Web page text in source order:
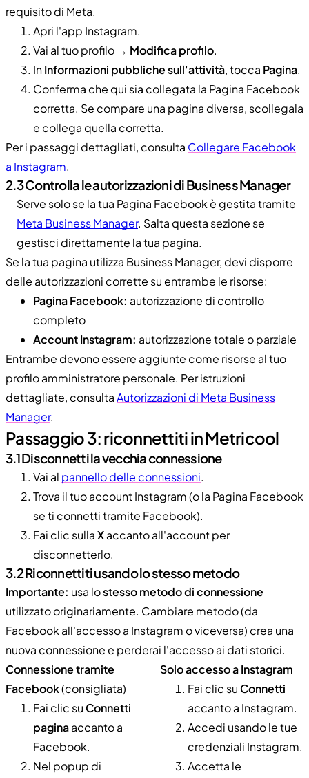
requisito di Meta.
Apri l'app Instagram.
Vai al tuo profilo → Modifica profilo.
InInformazioni pubbliche sull'attività, tocca Pagina.
Conferma che qui sia collegata la Pagina Facebook
corretta. Se compare una pagina diversa, scollegala
e collega quella corretta.
Per i passaggi dettagliati, consulta Collegare Facebook
a Instagram.
2.3 Controlla le autorizzazioni di Business Manager
Serve solo se la tua Pagina Facebook è gestita tramite
Meta Business Manager. Salta questa sezione se
gestisci direttamente la tua pagina.
Se la tua pagina utilizza Business Manager, devi disporre
delle autorizzazioni corrette su entrambe le risorse:
Pagina Facebook: autorizzazione di controllo
completo
Account Instagram: autorizzazione totale o parziale
Entrambe devono essere aggiunte come risorse al tuo
profilo amministratore personale. Per istruzioni
dettagliate, consultaAutorizzazioni di Meta Business
Manager.
Passaggio 3: riconnettiti in Metricool
3.1 Disconnetti la vecchia connessione
Vai al pannello delle connessioni.
Trova il tuo account Instagram (o la Pagina Facebook
se ti connetti tramite Facebook).
Fai clic sullaXaccanto all'account per
disconnetterlo.
3.2 Riconnettiti usando lo stesso metodo
Importante: usa lostesso metodo di connessione
utilizzato originariamente. Cambiare metodo (da
Facebook all'accesso a Instagram o viceversa) crea una
nuova connessione e perderai l'accesso ai dati storici.
Connessione tramite
Facebook(consigliata)
Fai clic su Connetti
paginaaccanto a
Facebook.
Nel popup di
Solo accesso a Instagram
Fai clic su Connetti
accanto a Instagram.
Accedi usando le tue
credenziali Instagram.
Accetta le